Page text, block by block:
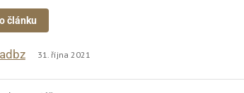
článku
31. října 2021